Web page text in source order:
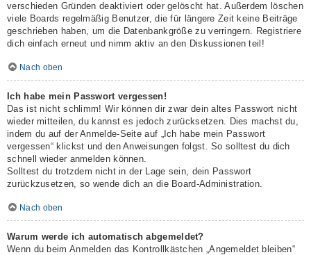
verschieden Gründen deaktiviert oder gelöscht hat. Außerdem löschen
viele Boards regelmäßig Benutzer, die für längere Zeit keine Beiträge
geschrieben haben, um die Datenbankgröße zu verringern. Registriere
dich einfach erneut und nimm aktiv an den Diskussionen teil!
Nach oben
Ich habe mein Passwort vergessen!
Das ist nicht schlimm! Wir können dir zwar dein altes Passwort nicht
wieder mitteilen, du kannst es jedoch zurücksetzen. Dies machst du,
indem du auf der Anmelde-Seite auf „Ich habe mein Passwort
vergessen“ klickst und den Anweisungen folgst. So solltest du dich
schnell wieder anmelden können.
Solltest du trotzdem nicht in der Lage sein, dein Passwort
zurückzusetzen, so wende dich an die Board-Administration.
Nach oben
Warum werde ich automatisch abgemeldet?
Wenn du beim Anmelden das Kontrollkästchen „Angemeldet bleiben“